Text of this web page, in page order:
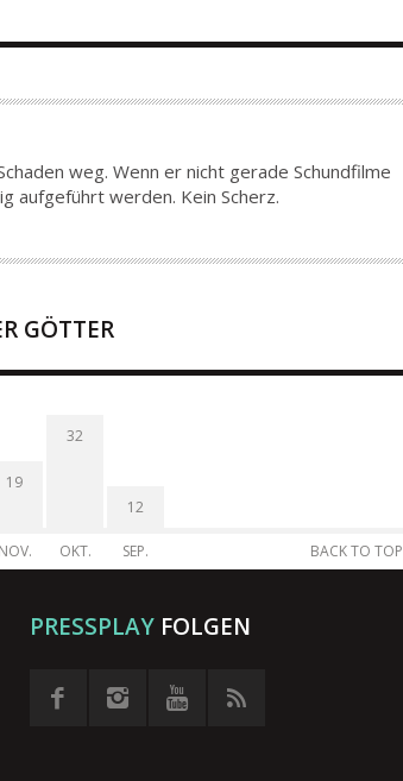
weg. Wenn er nicht gerade Schundfilme
aufgeführt werden. Kein Scherz.
GÖTTER
19
NOV.
32
OKT.
12
SEP. BACK TO TOP
PRESSPLAYFOLGEN